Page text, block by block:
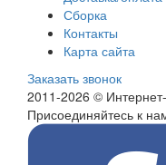
Сборка
Контакты
Карта сайта
Заказать звонок
2011-2026 ©
Присоединяйтесь к